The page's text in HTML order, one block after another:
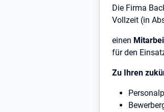
Die Firma
Vollzeit (in
einen
für den
Zu Ihren